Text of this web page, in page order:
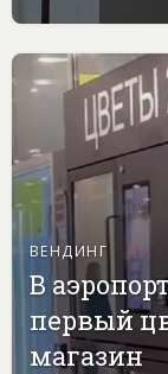
ВЕНДИНГ
В
первый
магазин